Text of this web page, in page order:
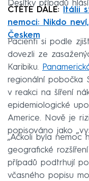
Desítky případů
ČTĚTE DÁLE:
Itálii
nemoci: Nikdo
Českem
Pacienti si podle
dovezli ze
Karibiku.
regionální pobočka
v reakci na šíření
epidemiologické
Americe. Nově je
popisováno jako
„Ačkoli byla nemoc
geografické
případů podtrhují
včasného popisu